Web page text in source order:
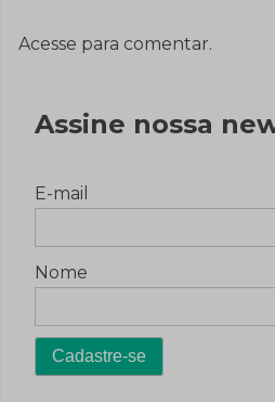
Acesse para comentar.
Assine nossa
E-mail
Nome